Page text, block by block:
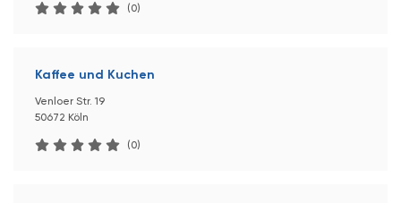
(0)
Kaffee und Kuchen
Venloer Str. 19
50672 Köln
(0)